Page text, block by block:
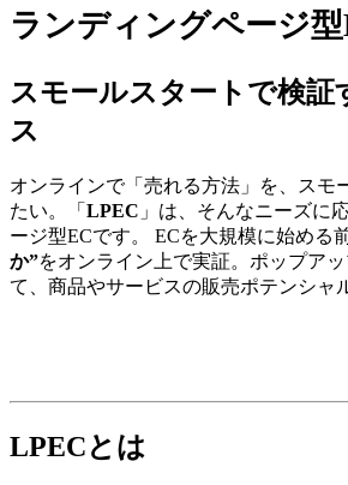
ランディングページ
スモールスタートで検証
ス
オンラインで「売れる方法」を、スモ
たい。「 LPEC 」は、そんなニーズに
ージ型ECです。 ECを大規模に始める前
か”をオンライン上で実証。ポップア
て、商品やサービスの販売ポテンシャ
LPECとは